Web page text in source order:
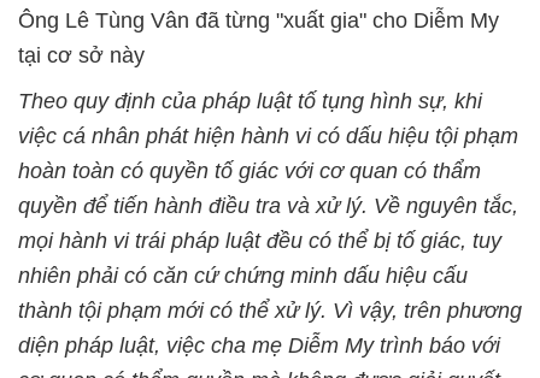
Ông Lê Tùng Vân đã từng "xuất gia" cho Diễm My
tại cơ sở này
Theo quy định của pháp luật tố tụng hình sự, khi
việc cá nhân phát hiện hành vi có dấu hiệu tội phạm
hoàn toàn có quyền tố giác với cơ quan có thẩm
quyền để tiến hành điều tra và xử lý. Về nguyên tắc,
mọi hành vi trái pháp luật đều có thể bị tố giác, tuy
nhiên phải có căn cứ chứng minh dấu hiệu cấu
thành tội phạm mới có thể xử lý. Vì vậy, trên phương
diện pháp luật, việc cha mẹ Diễm My trình báo với